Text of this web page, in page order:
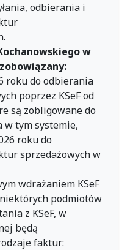
odbierania i
w
roku do odbierania
poprzez KSeF od
są zobligowane do
w tym systemie,
roku do
sprzedażowych w
wdrażaniem KSeF
podmiotów
z KSeF, w
będą
faktur: